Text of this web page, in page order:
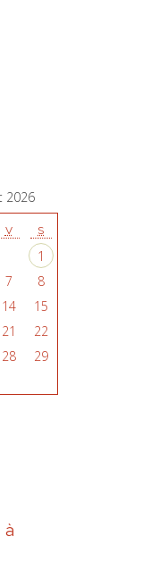
2026
V S
1
7
8
14
15
21
22
28
29
à